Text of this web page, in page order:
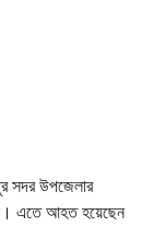
সদর উপজেলার
এতে আহত হয়েছেন